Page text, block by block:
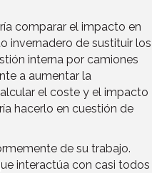
comparar el impacto en
invernadero de sustituir los
interna por camiones
a aumentar la
el coste y el impacto
hacerlo en cuestión de
de su trabajo.
interactúa con casi todos